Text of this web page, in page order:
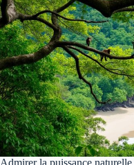
Admirer la puissance